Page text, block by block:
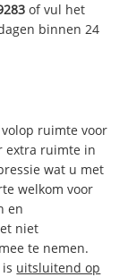
of vul het
binnen 24
volop ruimte voor
extra ruimte in
wat u met
welkom voor
en
niet
te nemen.
uitsluitend op